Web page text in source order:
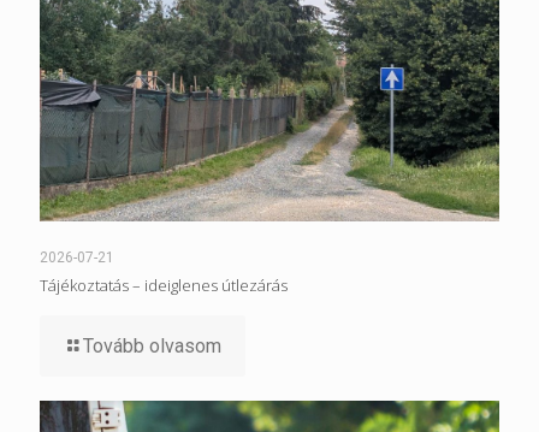
2026-07-21
Tájékoztatás – ideiglenes útlezárás
Tovább olvasom